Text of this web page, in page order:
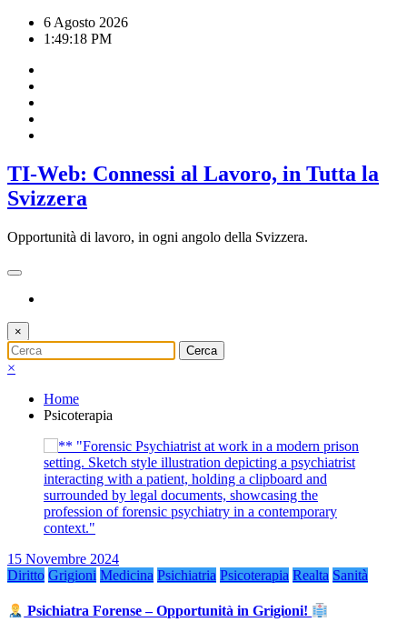
6 Agosto 2026
1:49:19 PM
TI-Web: Connessi al Lavoro, in Tutta la
Svizzera
Opportunità di lavoro, in ogni angolo della Svizzera.
×
×
Home
Psicoterapia
15 Novembre 2024
Diritto Grigioni Medicina Psichiatria Psicoterapia Realta Sanità
Psichiatra Forense – Opportunità in Grigioni!